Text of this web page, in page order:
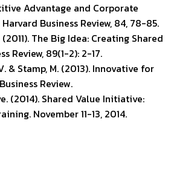
Advantage and Corporate
Business Review, 84, 78-85.
(2011). The Big Idea: Creating Shared
Review, 89(1-2): 2-17.
& Stamp, M. (2013). Innovative for
Review.
(2014). Shared Value Initiative:
November 11-13, 2014.